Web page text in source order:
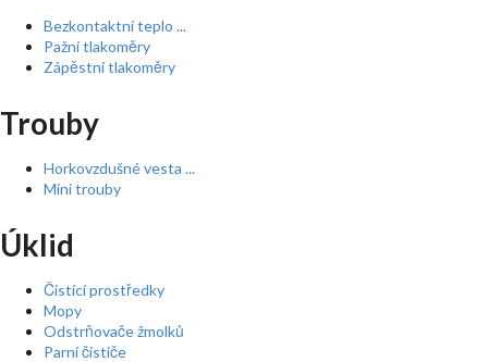
Bezkontaktní teplo ...
Pažní tlakoměry
Zápěstní tlakoměry
Trouby
Horkovzdušné vesta ...
Mini trouby
Úklid
Čistící prostředky
Mopy
Odstrňovače žmolků
Parní čističe